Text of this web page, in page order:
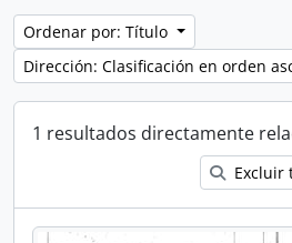
Ordenar por: Título
Dirección: Clasificación en orden
1 resultados directamente
Excluir